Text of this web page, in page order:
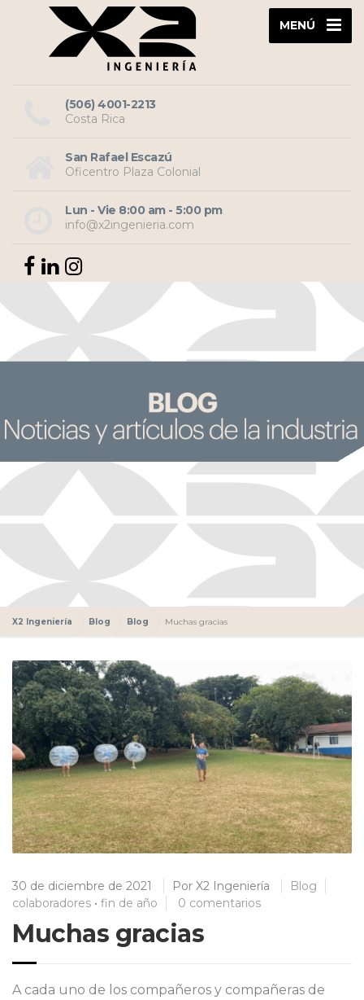
MENÚ
(506) 4001-2213
Costa Rica
San Rafael Escazú
Oficentro Plaza Colonial
Lun - Vie 8:00 am - 5:00 pm
info@x2ingenieria.com
X2 Ingeniería Blog Blog Muchas gracias
30 de diciembre de 2021 Por X2 Ingeniería
Blog
colaboradores • fin de año 0 comentarios
Muchas gracias
A cada uno de los compañeros y compañeras de